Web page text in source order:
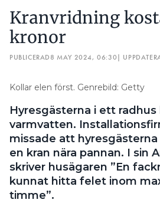
Kranvridning
kronor
PUBLICERAD8 MAY 2024, 06:30|
Kollar elen först. Genrebild: Getty
Hyresgästerna i ett radhus
varmvatten.
missade att hyresgästerna
en kran nära pannan. I sin
skriver husägaren ”En
kunnat hitta felet inom
timme”.